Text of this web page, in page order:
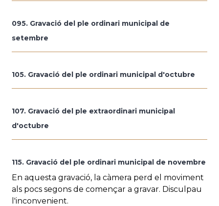
095. Gravació del ple ordinari municipal de
setembre
105. Gravació del ple ordinari municipal d'octubre
107. Gravació del ple extraordinari municipal
d'octubre
115. Gravació del ple ordinari municipal de novembre
En aquesta gravació, la càmera perd el moviment
als pocs segons de començar a gravar. Disculpau
l'inconvenient.